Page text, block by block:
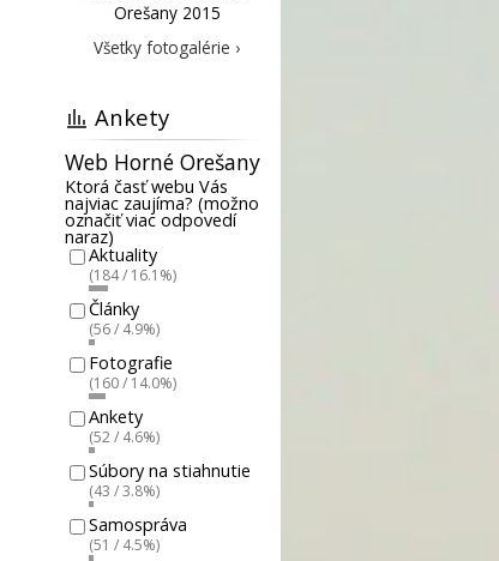
Orešany 2015
Všetky fotogalérie ›
Ankety
Web Horné Orešany
Ktorá časť webu Vás
najviac zaujíma? (možno
označiť viac odpovedí
naraz)
Aktuality
(184 / 16.1%)
Články
(56 / 4.9%)
Fotografie
(160 / 14.0%)
Ankety
(52 / 4.6%)
Súbory na stiahnutie
(43 / 3.8%)
Samospráva
(51 / 4.5%)